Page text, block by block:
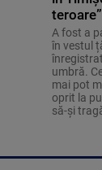
teroare”
A fost a
în vestul
umbră.
mai pot
oprit la
să-și